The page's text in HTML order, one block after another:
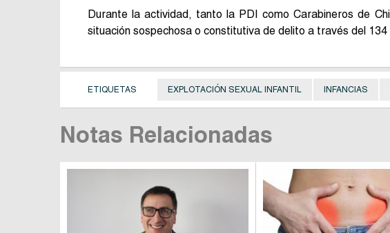
Durante la actividad, tanto la PDI como Carabineros de
situación sospechosa o constitutiva de delito a través del
ETIQUETAS EXPLOTACIÓN SEXUAL INFANTIL INFANCIAS
Notas Relacionadas